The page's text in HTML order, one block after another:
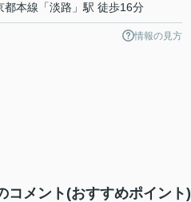
都本線 「淡路 」駅 徒歩16分
情報の見方
コメント(おすすめポイント)